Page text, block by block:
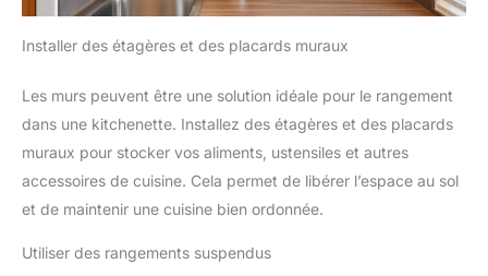
Installer des étagères et des placards muraux
Les murs peuvent être une solution idéale pour le rangement
dans une kitchenette. Installez des étagères et des placards
muraux pour stocker vos aliments, ustensiles et autres
accessoires de cuisine. Cela permet de libérer l’espace au sol
et de maintenir une cuisine bien ordonnée.
Utiliser des rangements suspendus